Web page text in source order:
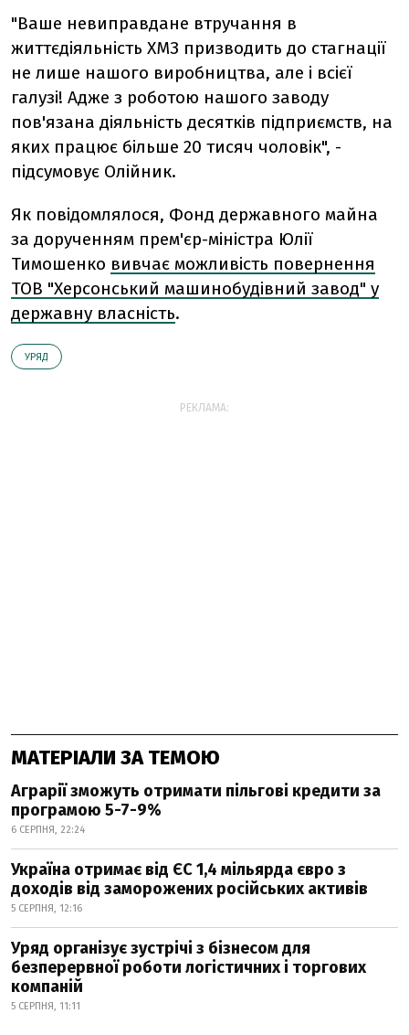
"Ваше невиправдане втручання в
життєдіяльність ХМЗ призводить до стагнації
не лише нашого виробництва, але і всієї
галузі! Адже з роботою нашого заводу
пов'язана діяльність десятків підприємств, на
яких працює більше 20 тисяч чоловік", -
підсумовує Олійник.
Як повідомлялося, Фонд державного майна
за дорученням прем'єр-міністра Юлії
Тимошенко вивчає можливість повернення
ТОВ "Херсонський машинобудівний завод" у
державну власність.
УРЯД
РЕКЛАМА:
МАТЕРІАЛИ ЗА ТЕМОЮ
Аграрії зможуть отримати пільгові кредити за
програмою 5-7-9%
6 СЕРПНЯ, 22:24
Україна отримає від ЄС 1,4 мільярда євро з
доходів від заморожених російських активів
5 СЕРПНЯ, 12:16
Уряд організує зустрічі з бізнесом для
безперервної роботи логістичних і торгових
компаній
5 СЕРПНЯ, 11:11